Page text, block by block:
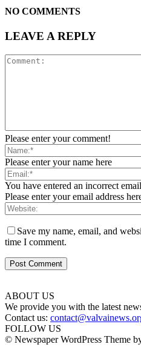
NO COMMENTS
LEAVE A REPLY
Please enter your comment!
Please enter your name here
You have entered an incorrect
Please enter your email address
Save my name, email, and
time I comment.
ABOUT US
We provide you with the latest
Contact us:
FOLLOW US
© Newspaper WordPress Theme